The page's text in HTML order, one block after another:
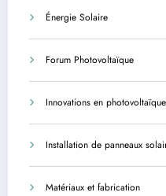
Énergie Solaire
Forum Photovoltaïque
Innovations en photovoltaïque
Installation de panneaux
Matériaux et fabrication